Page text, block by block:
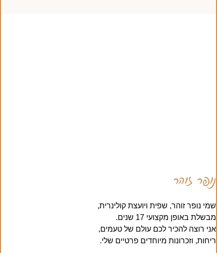
נופר זוהר
שמי נופר זוהר, שפית ויועצת קולינרית,
מבשלת באופן מקצועי 17 שנים.
אני רוצה להכיר לכם עולם של טעמים,
ריחות, וזכרונות מיוחדים פרטיים שלי.